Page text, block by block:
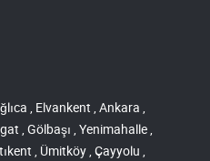
, Elvankent , Ankara ,
, Gölbaşı , Yenimahalle ,
, Ümitköy , Çayyolu ,